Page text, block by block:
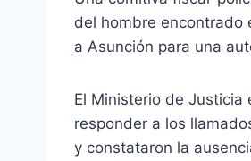
del hombre encontrado
a Asunción para una
El Ministerio de Justicia
responder a los
y constataron la